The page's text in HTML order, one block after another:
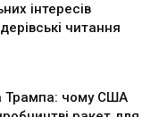
інтересів
читання
Трампа: чому США